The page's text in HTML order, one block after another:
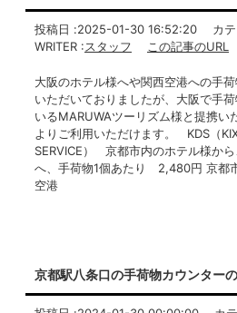
投稿日 :2025-01-30 16:52:20 カ
WRITER :スタッフ この記事のURL
大阪のホテル様へや関西空港への手
いただいておりましたが、大阪で手
いるMARUWAツーリズム様と提携い
よりご利用いただけます。 KDS（
SERVICE） 京都市内のホテル様か
へ、手荷物1個あたり 2,480円 京都
空港
京都駅八条口の手荷物カウンター